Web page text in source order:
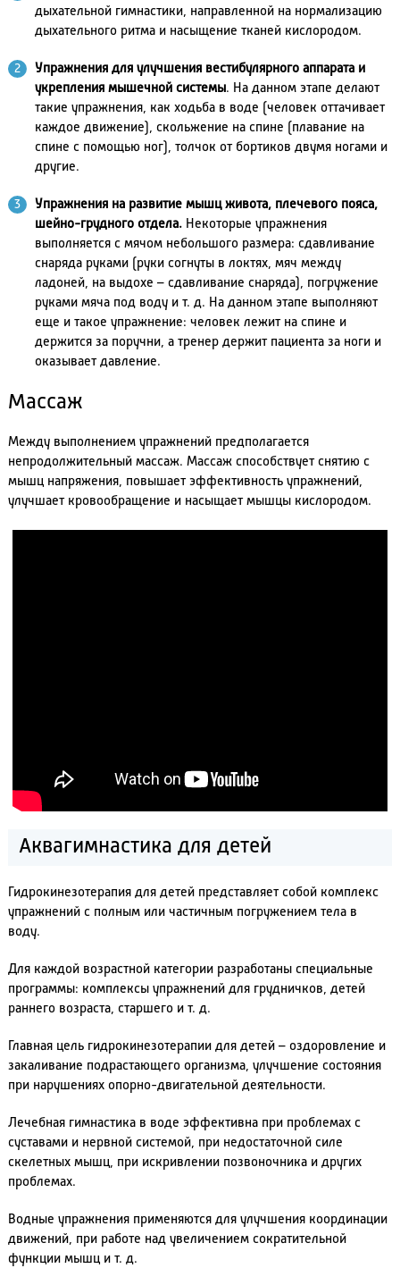
дыхательной гимнастики, направленной на нормализацию
дыхательного ритма и насыщение тканей кислородом.
Упражнения для улучшения вестибулярного аппарата и
укрепления мышечной системы. На данном этапе делают
такие упражнения, как ходьба в воде (человек оттачивает
каждое движение), скольжение на спине (плавание на
спине с помощью ног), толчок от бортиков двумя ногами и
другие.
Упражнения на развитие мышц живота, плечевого пояса,
шейно-грудного отдела. Некоторые упражнения
выполняется с мячом небольшого размера: сдавливание
снаряда руками (руки согнуты в локтях, мяч между
ладоней, на выдохе – сдавливание снаряда), погружение
руками мяча под воду и т. д. На данном этапе выполняют
еще и такое упражнение: человек лежит на спине и
держится за поручни, а тренер держит пациента за ноги и
оказывает давление.
Массаж
Между выполнением упражнений предполагается
непродолжительный массаж. Массаж способствует снятию с
мышц напряжения, повышает эффективность упражнений,
улучшает кровообращение и насыщает мышцы кислородом.
Аквагимнастика для детей
Гидрокинезотерапия для детей представляет собой комплекс
упражнений с полным или частичным погружением тела в
воду.
Для каждой возрастной категории разработаны специальные
программы: комплексы упражнений для грудничков, детей
раннего возраста, старшего и т. д.
Главная цель гидрокинезотерапии для детей – оздоровление и
закаливание подрастающего организма, улучшение состояния
при нарушениях опорно-двигательной деятельности.
Лечебная гимнастика в воде эффективна при проблемах с
суставами и нервной системой, при недостаточной силе
скелетных мышц, при искривлении позвоночника и других
проблемах.
Водные упражнения применяются для улучшения координации
движений, при работе над увеличением сократительной
функции мышц и т. д.